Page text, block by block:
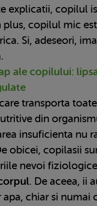
explicatii, copilul
plus, copilul mic
Si, adeseori,
ale copilului:
transporta toate
din
insuficienta nu
obicei, copilasii
nevoi
. De aceea, ii
apa, chiar si numai